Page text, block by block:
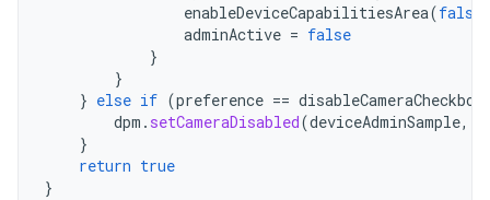
enableDeviceCapabilitiesArea(false
adminActive = false
}
}
} else if (preference == disableCameraCheckbox
dpm . setCameraDisabled(deviceAdminSample,
}
return true
}